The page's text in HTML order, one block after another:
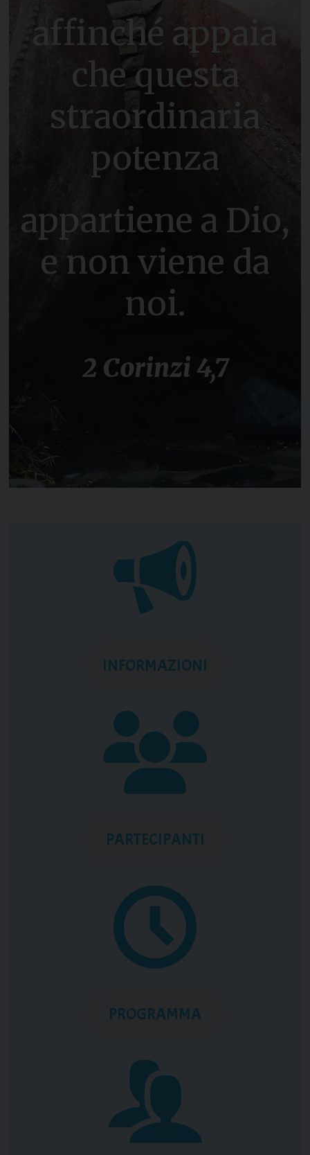
affinché appaia
che questa
straordinaria
potenza
appartiene a Dio,
e non viene da
noi.
2 Corinzi 4,7
INFORMAZIONI
PARTECIPANTI
PROGRAMMA